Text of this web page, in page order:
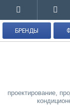
проектирование,
БРЕНДЫ